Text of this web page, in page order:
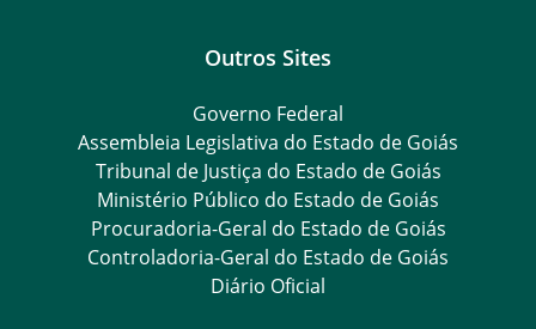
Outros Sites
Governo Federal
Assembleia Legislativa do Estado de Goiás
Tribunal de Justiça do Estado de Goiás
Ministério Público do Estado de Goiás
Procuradoria-Geral do Estado de Goiás
Controladoria-Geral do Estado de Goiás
Diário Oficial